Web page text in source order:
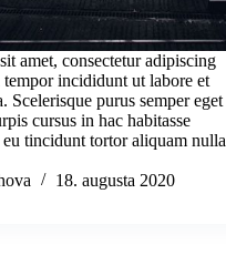
amet, consectetur adipiscing
incididunt ut labore et
Scelerisque purus semper eget
cursus in hac habitasse
eu tincidunt tortor aliquam nulla
18. augusta 2020